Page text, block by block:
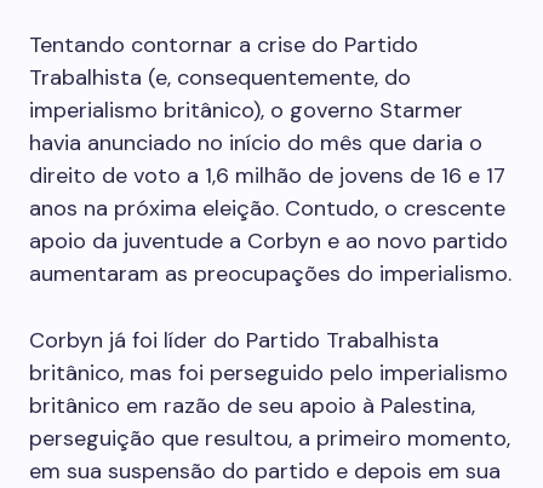
Tentando contornar a crise do Partido
Trabalhista (e, consequentemente, do
imperialismo britânico), o governo Starmer
havia anunciado no início do mês que daria o
direito de voto a 1,6 milhão de jovens de 16 e 17
anos na próxima eleição. Contudo, o crescente
apoio da juventude a Corbyn e ao novo partido
aumentaram as preocupações do imperialismo.
Corbyn já foi líder do Partido Trabalhista
britânico, mas foi perseguido pelo imperialismo
britânico em razão de seu apoio à Palestina,
perseguição que resultou, a primeiro momento,
em sua suspensão do partido e depois em sua